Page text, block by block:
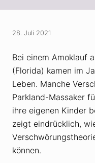
28. Juli 2021
Bei einem Amoklauf
(Florida) kamen im
Leben. Manche
Parkland-Massaker
ihre eigenen Kinder
zeigt eindrücklich,
können.